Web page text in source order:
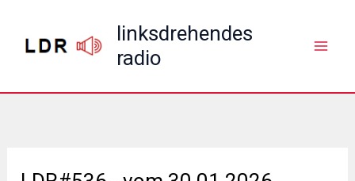
springen
linksdrehendes
radio